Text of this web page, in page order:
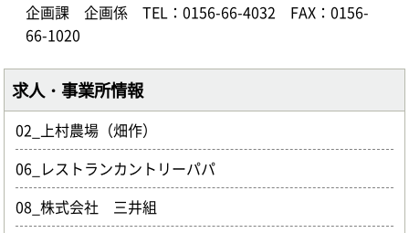
企画課 企画係
TEL：0156-66-4032
FAX：0156-
66-1020
求人・事業所情報
02_上村農場（畑作）
06_レストランカントリーパパ
08_株式会社 三井組